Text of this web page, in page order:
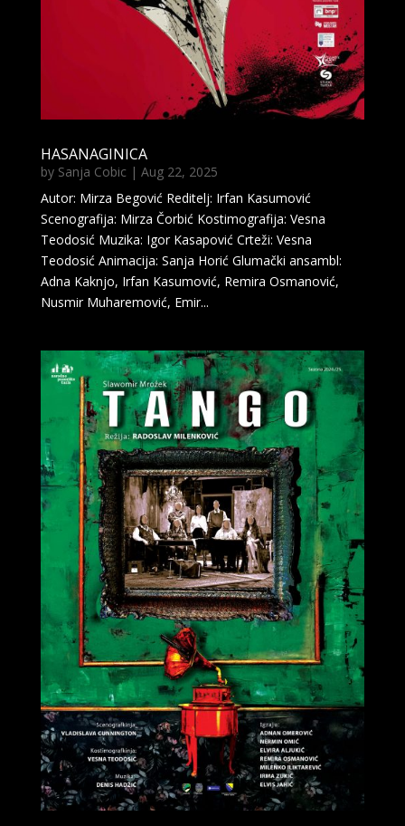
HASANAGINICA
by Sanja Cobic| Aug 22, 2025
Autor: Mirza Begović Reditelj: Irfan Kasumović
Scenografija: Mirza Čorbić Kostimografija: Vesna
Teodosić Muzika: Igor Kasapović Crteži: Vesna
Teodosić Animacija: Sanja Horić Glumački ansambl:
Adna Kaknjo, Irfan Kasumović, Remira Osmanović,
Nusmir Muharemović, Emir...